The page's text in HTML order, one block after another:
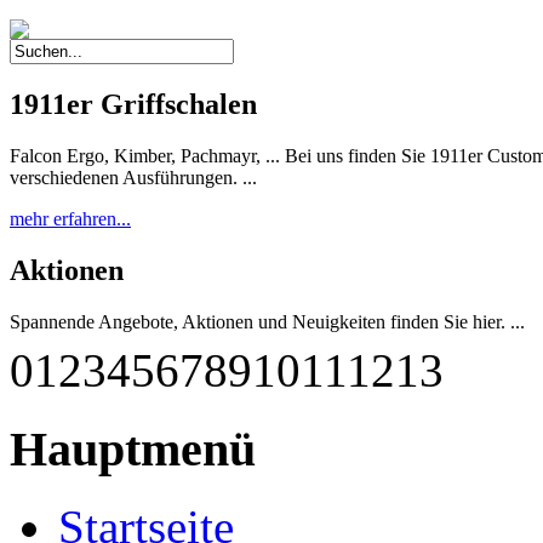
1911er Griffschalen
Falcon Ergo, Kimber, Pachmayr, ... Bei uns finden Sie 1911er
verschiedenen Ausführungen. ...
mehr erfahren...
Aktionen
Spannende Angebote, Aktionen und Neuigkeiten finden Sie hier. ...
mehr erfahren...
Diese einzigartige Pistole wurde nach deutschen
mehr erfahren...
012345678910111213
Hauptmenü
Startseite